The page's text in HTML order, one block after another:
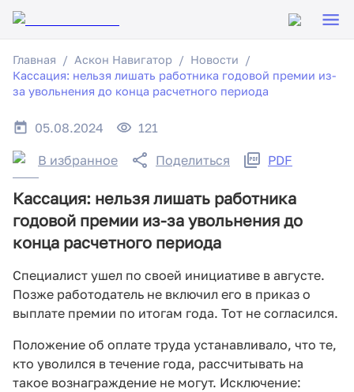
Главная Аскон Навигатор
Новости
Кассация: нельзя лишать работника годовой премии из-
за увольнения до конца расчетного периода
05.08.2024 121
В избранное Поделиться PDF
Кассация: нельзя лишать работника
годовой премии из-за увольнения до
конца расчетного периода
Специалист ушел по своей инициативе в августе.
Позже работодатель не включил его в приказ о
выплате премии по итогам года. Тот не согласился.
Положение об оплате труда устанавливало, что те,
кто уволился в течение года, рассчитывать на
такое вознаграждение не могут. Исключение: